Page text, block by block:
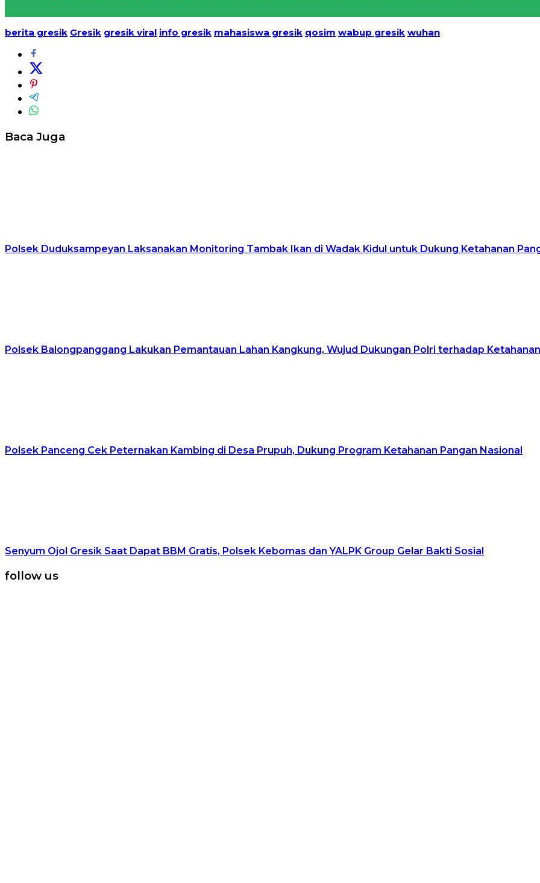
berita gresik Gresik gresik viral info gresik mahasiswa gresik qosim wabup gresik wuhan
Baca Juga
Polsek Duduksampeyan Laksanakan Monitoring Tambak Ikan di Wadak Kidul untuk Dukung Ketahanan
Polsek Balongpanggang Lakukan Pemantauan Lahan Kangkung, Wujud Dukungan Polri terhadap
Polsek Panceng Cek Peternakan Kambing di Desa Prupuh, Dukung Program Ketahanan Pangan Nasional
Senyum Ojol Gresik Saat Dapat BBM Gratis, Polsek Kebomas dan YALPK Group Gelar Bakti Sosial
follow us